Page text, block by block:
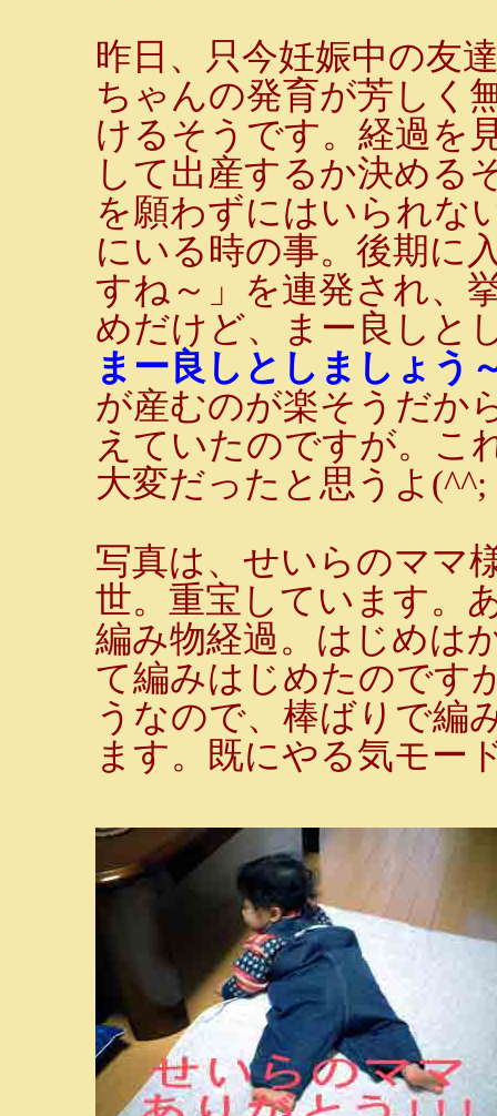
昨日、只今妊娠中の友
ちゃんの発育が芳しく
けるそうです。経過を
して出産するか決める
を願わずにはいられな
にいる時の事。後期に
すね～」を連発され、
めだけど、まー良しと
まー良しとしましょう
が産むのが楽そうだか
えていたのですが。こ
大変だったと思うよ(^^;
写真は、せいらのママ
世。重宝しています。
編み物経過。はじめは
て編みはじめたのです
うなので、棒ばりで編
ます。既にやる気モー